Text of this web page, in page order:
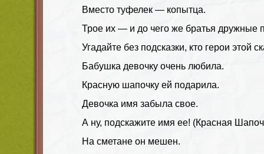
Вместо туфелек — копытца.
Трое их — и до чего же братья дружные
Угадайте без подсказки, кто герои этой
Бабушка девочку очень любила.
Красную шапочку ей подарила.
Девочка имя забыла свое.
А ну, подскажите имя ее! (Красная
На сметане он мешен.